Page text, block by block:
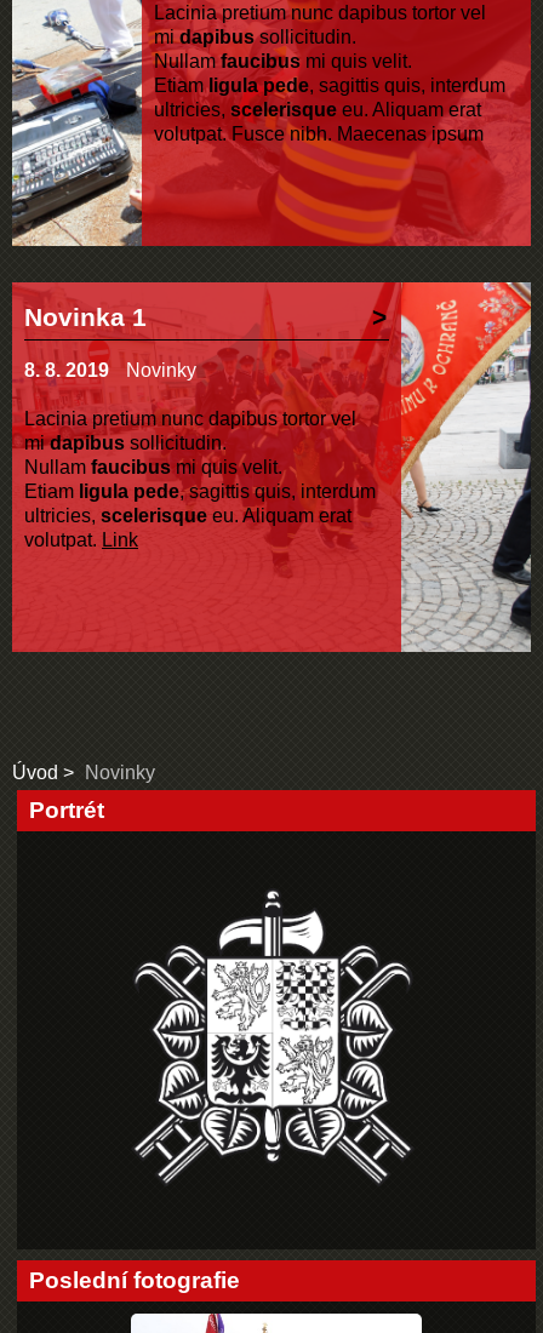
Lacinia pretium nunc dapibus tortor vel
midapibussollicitudin.
Nullamfaucibus mi quis velit.
Etiam ligula pede, sagittis quis, interdum
ultricies, scelerisque eu. Aliquam erat
volutpat. Fusce nibh. Maecenas ipsum
velit, consectetuer eu lobortis ut, dictum at
dui. In rutrum. Cum sociis natoque
penatibus et magnis
montes, nascetur ridiculus
Novinka 1
8. 8. 2019 Novinky
Lacinia pretium nunc dapibus tortor vel
midapibus sollicitudin.
Nullam faucibus mi quis velit.
Etiam ligula pede, sagittis quis, interdum
ultricies, scelerisque eu. Aliquam erat
volutpat. Link
Úvod Novinky
Portrét
Poslední fotografie